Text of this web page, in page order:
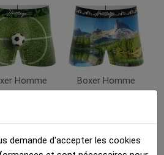
Homme Boxer Homme
demande d'accepter les cookies